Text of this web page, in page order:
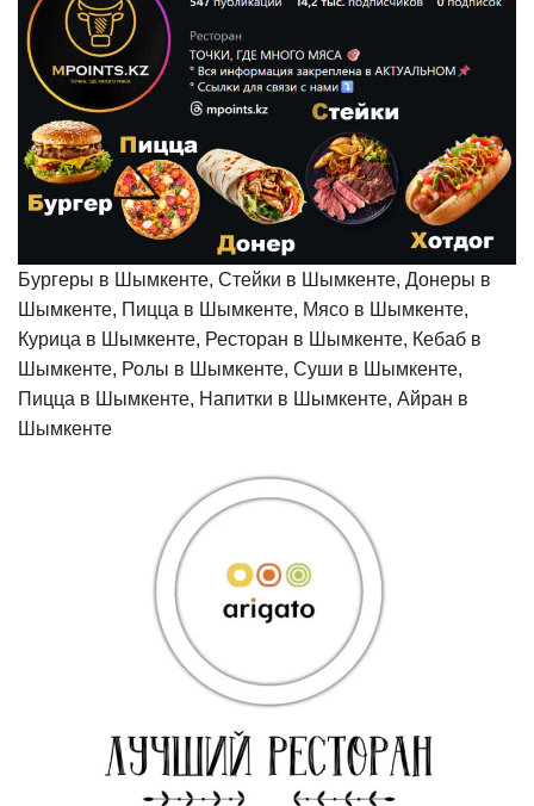
Бургеры в Шымкенте, Стейки в Шымкенте, Донеры в
Шымкенте, Пицца в Шымкенте, Мясо в Шымкенте,
Курица в Шымкенте, Ресторан в Шымкенте, Кебаб в
Шымкенте, Ролы в Шымкенте, Суши в Шымкенте,
Пицца в Шымкенте, Напитки в Шымкенте, Айран в
Шымкенте